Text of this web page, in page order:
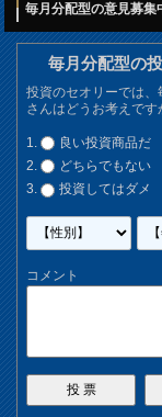
毎月分配型の意見募集
毎月分配型の
投資のセオリーでは
さんはどうお考えです
良い投資商品だ
どちらでもない
投資してはダメ
コメント